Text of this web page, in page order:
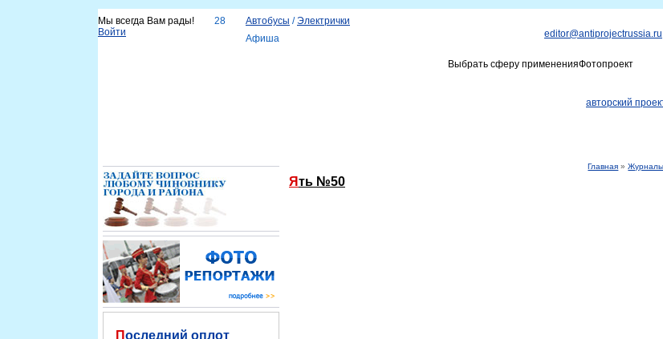
Мы всегда Вам рады!
Войти
28 Автобусы /Электрички
Афиша
editor@antiprojectrussia.ru
Выбрать сферу примененияФотопроект
авторский
Последний оплот
Главная »Журналы
Ять №50